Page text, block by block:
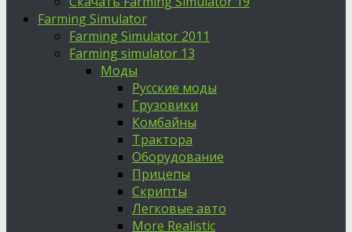
Farming Simulator
Farming Simulator 2011
Farming simulator 13
Моды
Русские моды
Грузовики
Комбайны
Трактора
Оборудование
Прицепы
Скрипты
Легковые авто
More Realistic